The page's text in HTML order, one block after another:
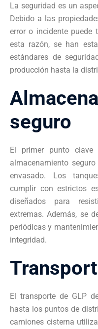
La seguridad es un
Debido a las
error o incidente puede
esta razón, se han
estándares de
producción hasta la
seguro
El primer punto
almacenamiento
envasado. Los
cumplir con estrictos
diseñados para
extremas. Además, se
periódicas y
integridad.
El transporte de GLP
hasta los puntos de
camiones cisterna